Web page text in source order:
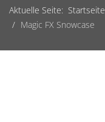
Aktuelle Seite: Startseite
Magic FX Snowcase